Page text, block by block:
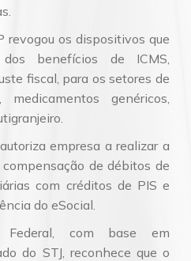
revogou os dispositivos que
benefícios de ICMS,
fiscal, para os setores de
medicamentos genéricos,
empresa a realizar a
compensação de débitos de
com créditos de PIS e
do eSocial.
com base em
do STJ, reconhece que o